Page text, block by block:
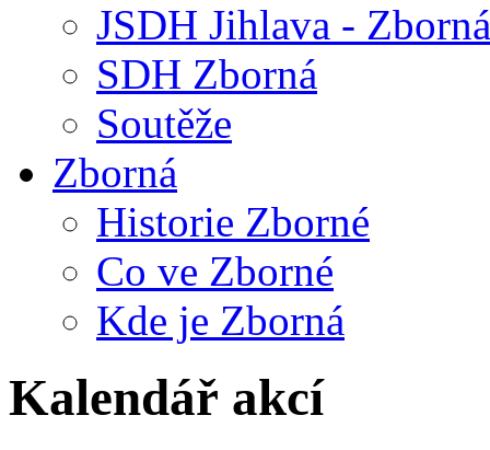
JSDH Jihlava - Zborná
SDH Zborná
Soutěže
Zborná
Historie Zborné
Co ve Zborné
Kde je Zborná
Kalendář akcí